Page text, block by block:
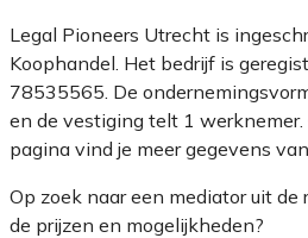
Legal Pioneers Utrecht is
Koophandel. Het bedrijf is
78535565. De
en de vestiging telt 1 werknemer.
pagina vind je meer gegevens
Op zoek naar een mediator uit
de prijzen en mogelijkheden?